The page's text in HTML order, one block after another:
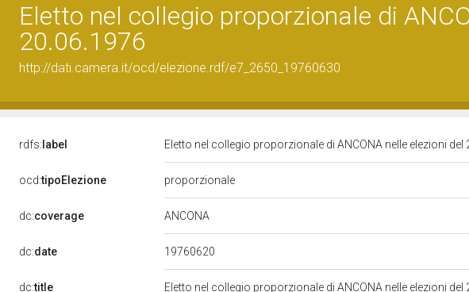
Eletto nel collegio proporzionale di
20.06.1976
http://dati.camera.it/ocd/elezione.rdf/e7_2650_19760630
rdfs: label Eletto nel collegio proporzionale di ANCONA nelle elezioni del
ocd:tipoElezione proporzionale
dc:coverage ANCONA
dc:date 19760620
dc:title Eletto nel collegio proporzionale di ANCONA nelle elezioni del